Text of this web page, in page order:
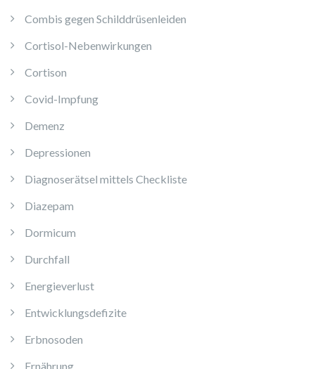
Combis gegen Schilddrüsenleiden
Cortisol-Nebenwirkungen
Cortison
Covid-Impfung
Demenz
Depressionen
Diagnoserätsel mittels Checkliste
Diazepam
Dormicum
Durchfall
Energieverlust
Entwicklungsdefizite
Erbnosoden
Ernährung